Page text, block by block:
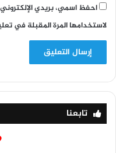
احفظ اسمي، بريدي
لاستخدامها المرة المقبلة في
تابعنا